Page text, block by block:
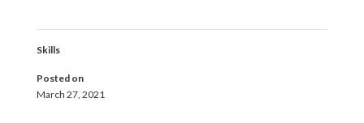
Skills
Posted on
March 27, 2021